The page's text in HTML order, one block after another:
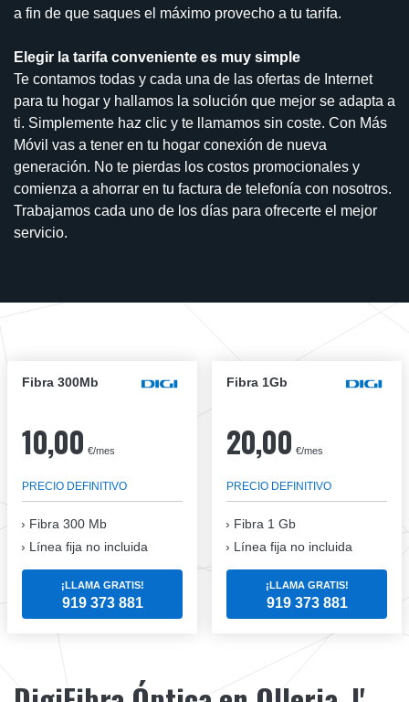
a fin de que saques el máximo provecho a tu tarifa.
Elegir la tarifa conveniente es muy simple
Te contamos todas y cada una de las ofertas de Internet
para tu hogar y hallamos la solución que mejor se adapta a
ti. Simplemente haz clic y te llamamos sin coste. Con Más
Móvil vas a tener en tu hogar conexión de nueva
generación. No te pierdas los costos promocionales y
comienza a ahorrar en tu factura de telefonía con nosotros.
Trabajamos cada uno de los días para ofrecerte el mejor
servicio.
Fibra 300Mb
10,00 €/mes
PRECIO DEFINITIVO
Fibra 300 Mb
Línea fija no incluida
¡LLAMA GRATIS!
919 373 881
Fibra 1Gb
20,00 €/mes
PRECIO DEFINITIVO
Fibra 1 Gb
Línea fija no incluida
¡LLAMA GRATIS!
919 373 881